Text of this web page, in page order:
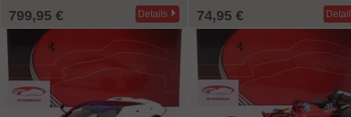
799,95 € Details 74,95 €